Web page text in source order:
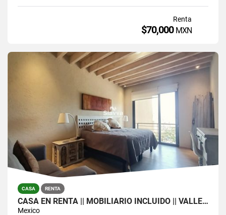
Renta
$70,000 MXN
CASA RENTA
CASA EN RENTA || MOBILIARIO INCLUIDO || VALLE DE BRAVO
Mexico